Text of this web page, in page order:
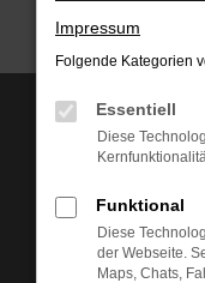
Wir
Impressum
Folgende Kategorien
Essentiell
Diese
Funktional
Diese
der Webseite.
Maps, Chats,